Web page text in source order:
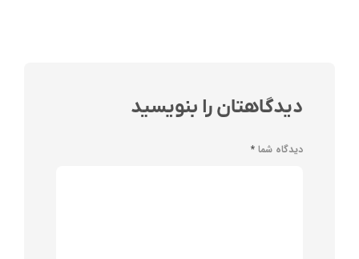
دیدگاهتان را بنویسید
دیدگاه شما *